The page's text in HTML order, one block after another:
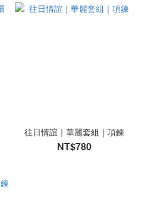
往日情誼｜華麗套組｜項鍊
NT$780